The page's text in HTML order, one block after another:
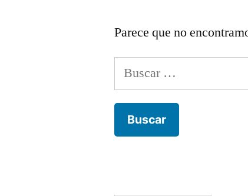
Parece que no
Buscar: